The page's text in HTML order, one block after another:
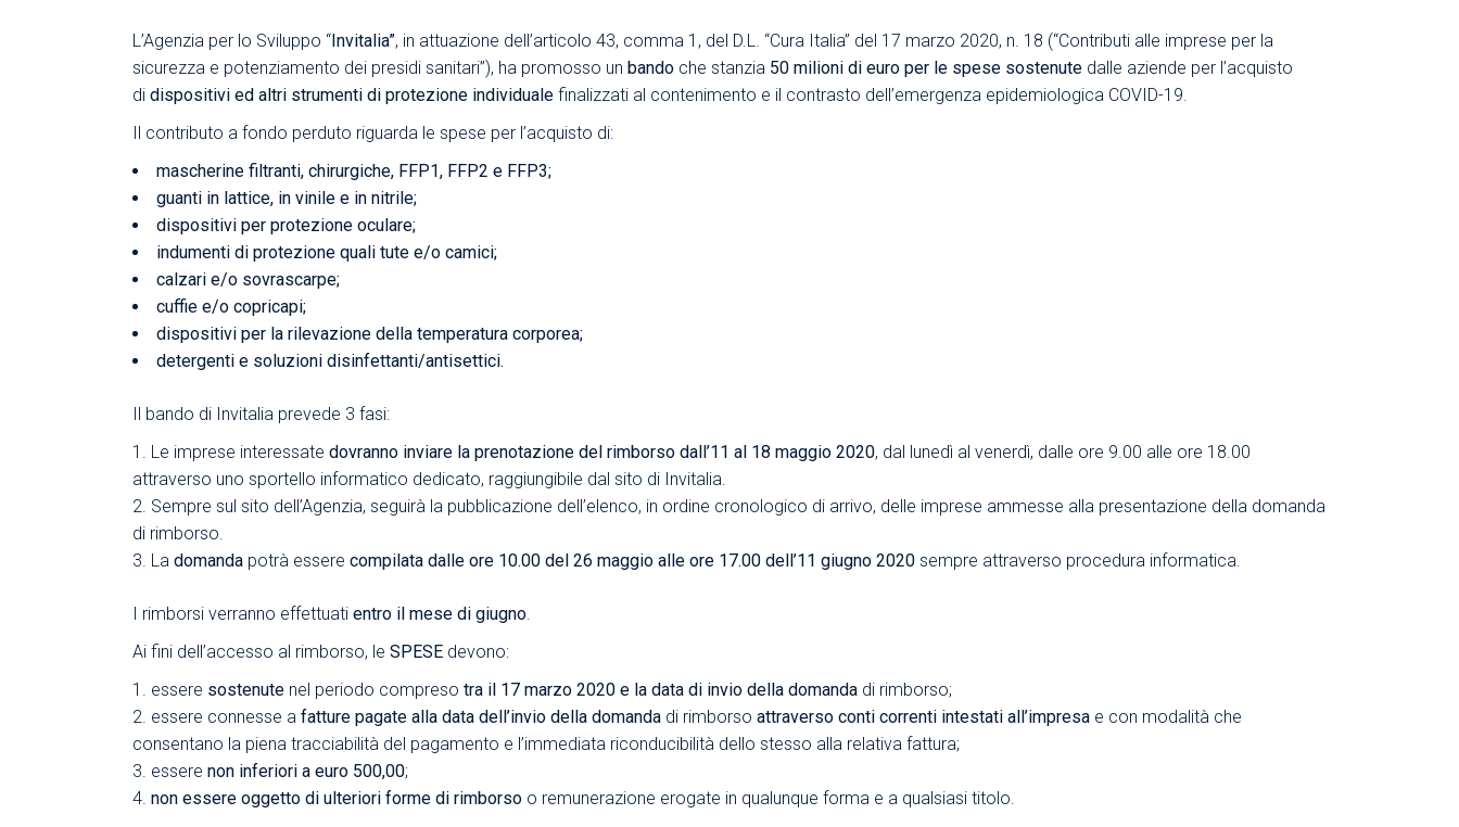
Area Sindacale
Area Marketing
Area sicurezza sul
lavoro e alimentare,
Area Sindacale
Area Formazione
L’Agenzia per lo Sviluppo “Invitalia”, in attuazione dell’articolo 43, comma 1, del D.L. “Cura Italia” del 17 marzo 2020, n. 18 (“Contributi alle imprese per la
sicurezza e potenziamento dei presidi sanitari”), ha promosso un bando che stanzia 50 milioni di euro per le spese sostenute dalle aziende per l’acquisto
di dispositivi ed altri strumenti di protezione individuale finalizzati al contenimento e il contrasto dell’emergenza epidemiologica COVID-19.
Il contributo a fondo perduto riguarda le spese per l’acquisto di:
mascherine filtranti, chirurgiche, FFP1, FFP2 e FFP3;
guanti in lattice, in vinile e in nitrile;
dispositivi per protezione oculare;
indumenti di protezione quali tute e/o camici;
calzari e/o sovrascarpe;
cuffie e/o copricapi;
dispositivi per la rilevazione della temperatura corporea;
detergenti e soluzioni disinfettanti/antisettici.
Il bando di Invitalia prevede 3 fasi:
Le imprese interessate dovranno inviare la prenotazione del rimborso dall’11 al 18 maggio 2020, dal lunedì al venerdì, dalle ore 9.00 alle ore 18.00
attraverso uno sportello informatico dedicato, raggiungibile dal sito di Invitalia
Sempre sul sito dell’Agenzia, seguirà la pubblicazione dell’elenco, in ordine cronologico di arrivo, delle imprese ammesse alla presentazione della domanda
di rimborso.
La domanda potrà essere compilata dalle ore 10.00 del 26 maggio alle ore 17.00 dell’11 giugno 2020 sempre attraverso procedura informatica.
I rimborsi verranno effettuati entro il mese di giugno
Ai fini dell’accesso al rimborso, le SPESE devono:
essere sostenute nel periodo compreso tra il 17 marzo 2020 e la data di invio della domanda di rimborso;
essere connesse a fatture pagate alla data dell’invio della domanda di rimborso attraverso conti correnti intestati all’impresa e con modalità che
consentano la piena tracciabilità del pagamento e l’immediata riconducibilità dello stesso alla relativa fattura;
essere non inferiori a euro 500,00;
non essere oggetto di ulteriori forme di rimborso o remunerazione erogate in qualunque forma e a qualsiasi titolo.